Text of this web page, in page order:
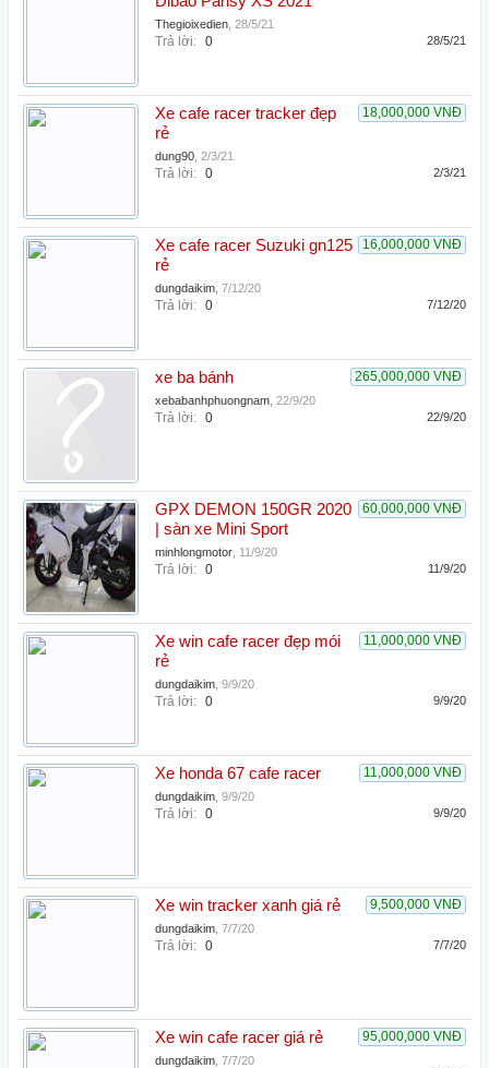
Thegioixedien 28/5/21
Trả lời: 0 28/5/21
18,000,000 VNĐ
Xe cafe racer tracker đẹp
rẻ
dung90 2/3/21
Trả lời: 0 2/3/21
16,000,000 VNĐ
Xe cafe racer Suzuki gn125
rẻ
dungdaikim 7/12/20
Trả lời: 0 7/12/20
265,000,000 VNĐ
xe ba bánh
xebabanhphuongnam 22/9/20
Trả lời: 0 22/9/20
60,000,000 VNĐ
GPX DEMON 150GR 2020
| sàn xe Mini Sport
minhlongmotor 11/9/20
Trả lời: 0 11/9/20
11,000,000 VNĐ
Xe win cafe racer đẹp mói
rẻ
dungdaikim 9/9/20
Trả lời: 0 9/9/20
11,000,000 VNĐ
Xe honda 67 cafe racer
dungdaikim 9/9/20
Trả lời: 0 9/9/20
9,500,000 VNĐ
Xe win tracker xanh giá rẻ
dungdaikim 7/7/20
Trả lời: 0 7/7/20
95,000,000 VNĐ
Xe win cafe racer giá rẻ
dungdaikim 7/7/20